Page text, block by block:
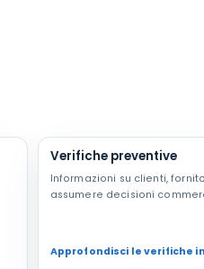
Verifiche preventive
Informazioni su clienti,
assumere decisioni
Approfondisci le verifiche